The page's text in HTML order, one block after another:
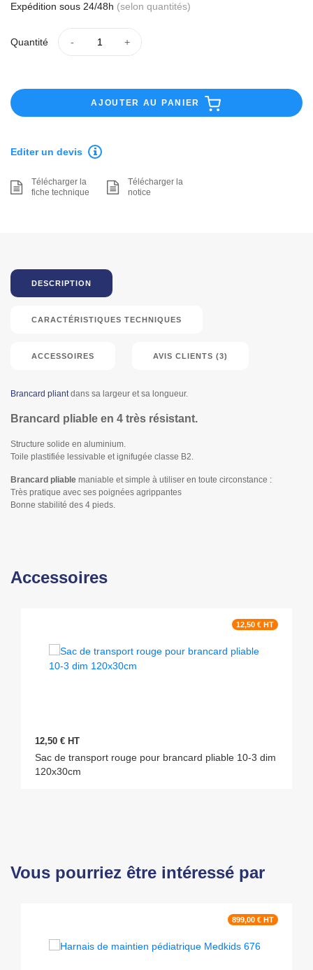
Expédition sous 24/48h (selon quantités)
Quantité
AJOUTER AU PANIER
Editer un devis
Télécharger la
fiche technique
Télécharger la
notice
DESCRIPTION
CARACTÉRISTIQUES TECHNIQUES
ACCESSOIRES AVIS CLIENTS (3)
Brancard pliantdans sa largeur et sa longueur.
Brancard pliable en 4 très résistant.
Structure solide en aluminium.
Toile plastifiée lessivable et ignifugée classe B2.
Brancard pliable maniable et simple à utiliser en toute circonstance :
Très pratique avec ses poignées agrippantes
Bonne stabilité des 4 pieds.
Accessoires
12,50 € HT
12,50 € HT
Sac de transport rouge pour brancard pliable 10-3 dim
120x30cm
Vous pourriez être intéressé par
899,00 € HT